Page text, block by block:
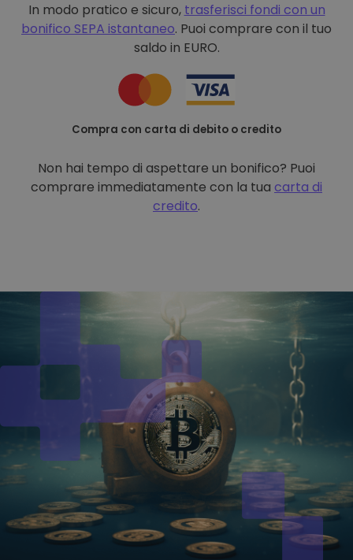
In modo pratico e sicuro, trasferisci fondi con un
bonifico SEPA istantaneo. Puoi comprare con il tuo
saldo in EURO.
Compra con carta di debito o credito
Non hai tempo di aspettare un bonifico? Puoi
comprare immediatamente con la tua carta di
credito.